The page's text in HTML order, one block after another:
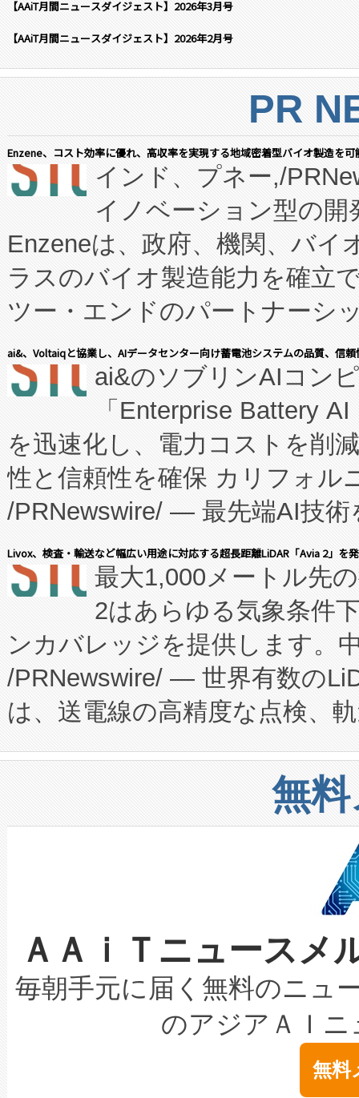
【AAiT月間ニュースダイジェスト】2026年3月号
【AAiT月間ニュースダイジェスト】2026年2月号
PR
Enzene、コスト効率に優れ、高収率を実現する地域密着型バイオ製造を
インド、プネー,/
イノベーション型の
Enzeneは、政府、機関、バイ
ラスのバイオ製造能力を確立
ツー・エンドのパートナーシ
表しました。 同社の実績ある
manufacturing™ (FCCM™) プ
たNeXは、バイオ医薬品製造
従来のフェッドバッチ施設の
に、患者やサプライチェーン
キー方式で拡張性が高く、持
す。FCCM‑を活用した現地生
患者にとっての費用負担を大
のアクセスを大幅に拡大する
Fully-Connected Continuous
プログラムには、施設設計・
に関する技術移転および知的
構造化トレーニングカリキュ
上げおよび商用化段階におけ
設備整備および立ち上げ調整
加組織は、Enzeneのバイオ
選定された製品について、自
取得できる可能性もあります
設には、3億～4億ドルかか
最高経営責任者（CEO）であ
す。「当社のfully-connected
ームを利用すれば、6,000万
きます。この効率性は、フェ
ai&、Voltaiqと協業し、AIデータセンター向け蓄電池システムの品質、信
ai&のソブリンAIコン
「Enterprise Battery
を迅速化し、電力コストを削
性と信頼性を確保 カリフォル
/PRNewswire/ — 最先端AI技術
会社エーアイ・アンド：本社
President原信平）と、エンタ
ードするVoltaiqは、日本にあ
ーエネルギー貯蔵システム（
た。 Voltaiq独自のAI搭載プラ
定、統合、導入、運用に至る
安全性を追跡し、確保する事
増加しているデータセンター
る電力網に大きな負担をかけ
事業者の負担軽減という課題
系統連系を迅速にし、ピーク
限を超えて利用可能な電力容
持できるよう貢献します。こ
ービスレベル契約（SLA）違
テリー性能の劣化によるダウ
念は、現在データセンターが
ます。 Voltaiq provides a
Livox、検査・輸送など幅広い用途に対応する超長距離LiDAR「Avia 2」を
最大1,000メートル先
2はあらゆる気象条件
ンカバレッジを提供します。
/PRNewswire/ — 世界有数の
は、送電線の高精度な点検、
や穀物倉庫におけるバルク材
リューション「Avia 2」を発
したAvia 2は、1,000メート
狭視野のFOVを切り替えるこ
ケーブル、枝などの細かな対
なレーザースポットにより、
な環境下でも豊かなディテー
キロメートル範囲を検出
LiDAR for Inspections,
は1535 nmレーザーを搭載。
イズの小径化を実現すること
無
ＡＡｉＴニュース
毎朝手元に届く無料のニュ
のアジアＡＩ
無料